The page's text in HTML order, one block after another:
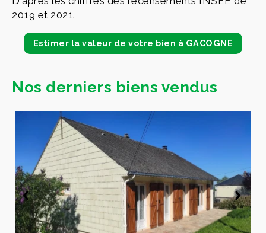
2019 et 2021.
Estimer la valeur de votre bien à GACOGNE
Nos derniers biens vendus